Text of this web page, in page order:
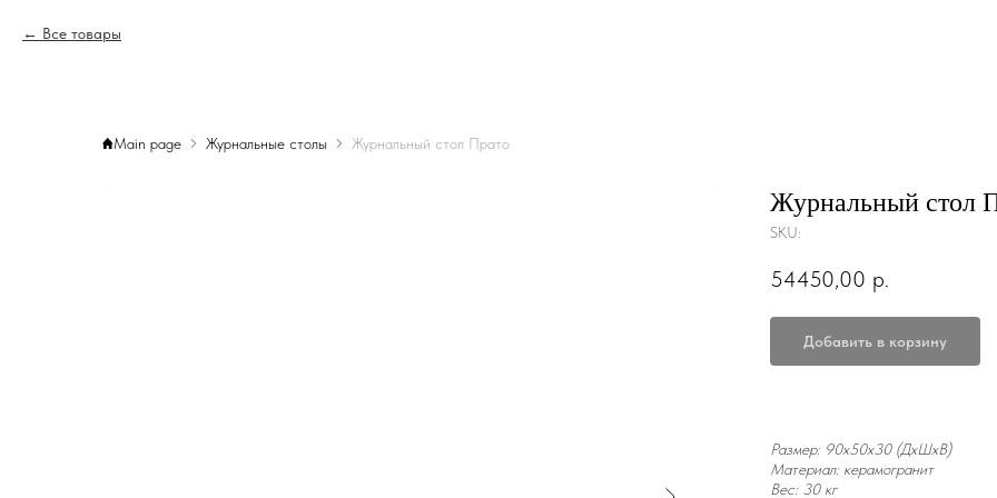
Все товары
Main page Журнальные столы Журнальный стол Прато
Журнальный стол
SKU:
54450,00 р.
Добавить в корзину
Размер: 90x50x30 (ДxШxВ)
Материал: керамогранит
Вес: 30 кг